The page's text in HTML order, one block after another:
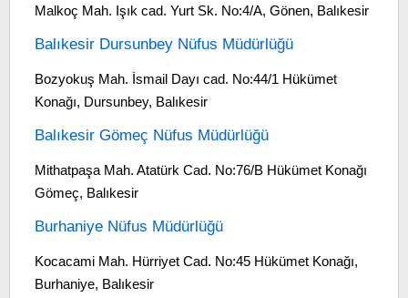
Malkoç Mah. Işık cad. Yurt Sk. No:4/A, Gönen, Balıkesir
Balıkesir Dursunbey Nüfus Müdürlüğü
Bozyokuş Mah. İsmail Dayı cad. No:44/1 Hükümet
Konağı, Dursunbey, Balıkesir
Balıkesir Gömeç Nüfus Müdürlüğü
Mithatpaşa Mah. Atatürk Cad. No:76/B Hükümet Konağı
Gömeç, Balıkesir
Burhaniye Nüfus Müdürlüğü
Kocacami Mah. Hürriyet Cad. No:45 Hükümet Konağı,
Burhaniye, Balıkesir